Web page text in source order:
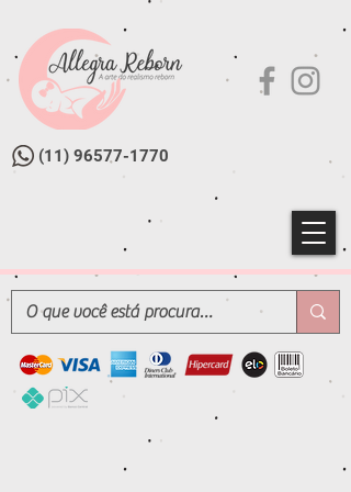
(11) 96577-1770